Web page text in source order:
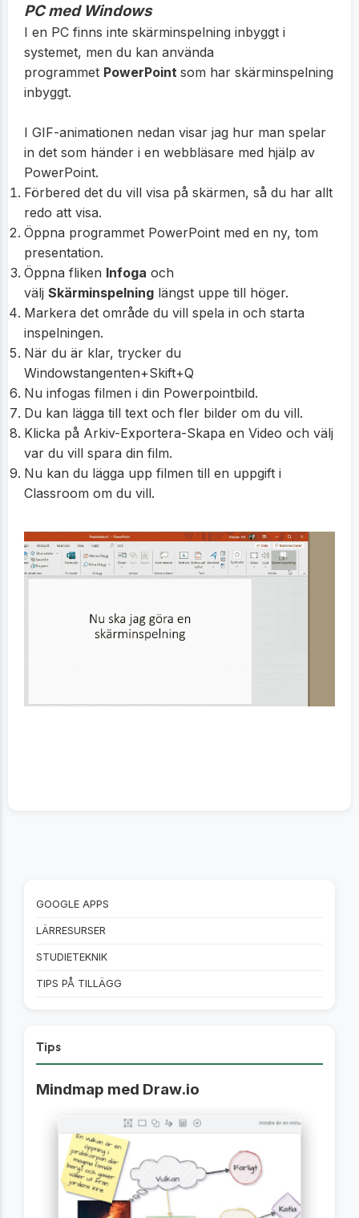
PC med Windows
I en PC finns inte skärminspelning inbyggt i
systemet, men du kan använda
programmet PowerPoint som har skärminspelning
inbyggt.
I GIF-animationen nedan visar jag hur man spelar
in det som händer i en webbläsare med hjälp av
PowerPoint.
Förbered det du vill visa på skärmen, så du har allt
redo att visa.
Öppna programmet PowerPoint med en ny, tom
presentation.
Öppna fliken Infoga och
välj Skärminspelning längst uppe till höger.
Markera det område du vill spela in och starta
inspelningen.
När du är klar, trycker du
Windowstangenten+Skift+Q
Nu infogas filmen i din Powerpointbild.
Du kan lägga till text och fler bilder om du vill.
Klicka på Arkiv-Exportera-Skapa en Video och välj
var du vill spara din film.
Nu kan du lägga upp filmen till en uppgift i
Classroom om du vill.
GOOGLE APPS
LÄRRESURSER
STUDIETEKNIK
TIPS PÅ TILLÄGG
Tips
Mindmap med Draw.io